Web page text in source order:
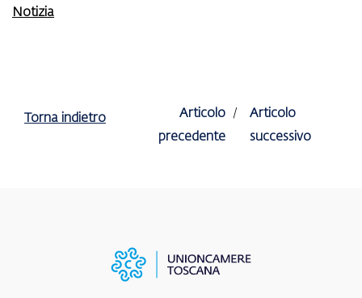
Notizia
Torna indietro
Articolo
precedente
Articolo
successivo